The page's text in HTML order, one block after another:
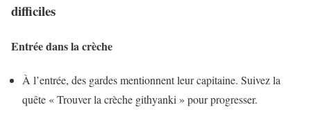
difficiles
Entrée dans la crèche
À l’entrée, des gardes mentionnent leur capitaine. Suivez la
quête « Trouver la crèche githyanki » pour progresser.